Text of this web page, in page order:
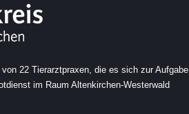
22 Tierarztpraxen, die es sich zur Aufgabe
im Raum Altenkirchen-Westerwald